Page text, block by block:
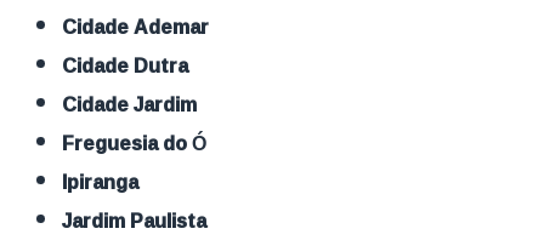
Cidade Ademar
Cidade Dutra
Cidade Jardim
Freguesia do Ó
Ipiranga
Jardim Paulista